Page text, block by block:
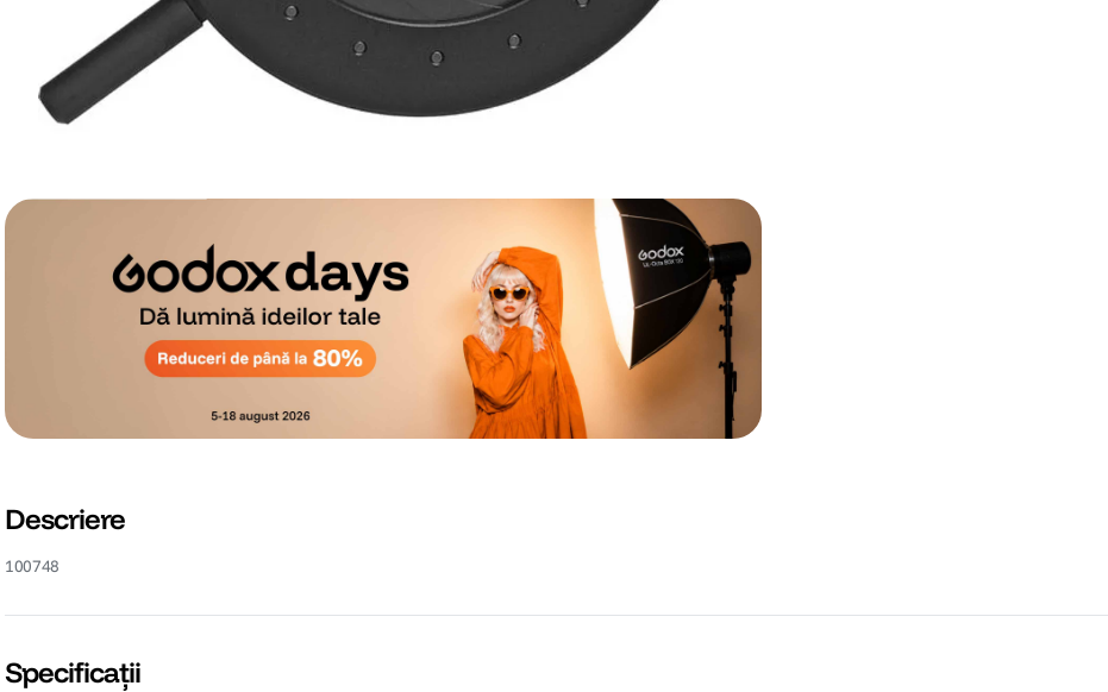
Descriere
100748
Specificații